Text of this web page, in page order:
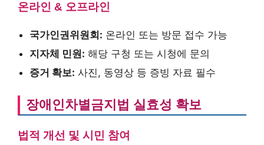
온라인 & 오프라인
국가인권위원회: 온라인 또는 방문 접수 가능
지자체 민원: 해당 구청 또는 시청에 문의
증거 확보: 사진, 동영상 등 증빙 자료 필수
장애인차별금지법 실효성 확보
법적 개선 및 시민 참여